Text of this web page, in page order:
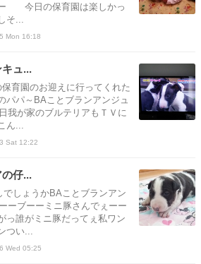
ー 今日の保育園は楽しかっ
そ...
Mon 16:18
ュ...
育園のお迎えに行ってくれた
パパ～BAことブランアンジュ
我が家のブルテリアもＴＶに
ん...
Sat 12:22
仔...
しょうかBAことブランアン
ーブーーミニ豚さんでぇーー
っ誰がミニ豚だってぇ私ワン
つい...
Wed 05:25